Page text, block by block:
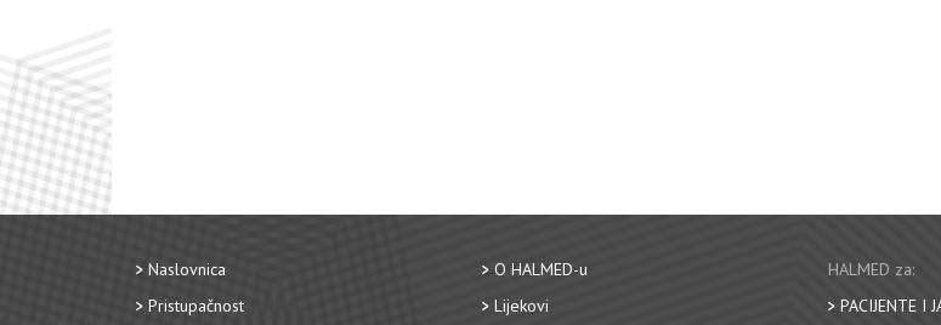
Naslovnica
Pristupačnost
O HALMED-u
Lijekovi
HALMED za:
PACIJENTE I